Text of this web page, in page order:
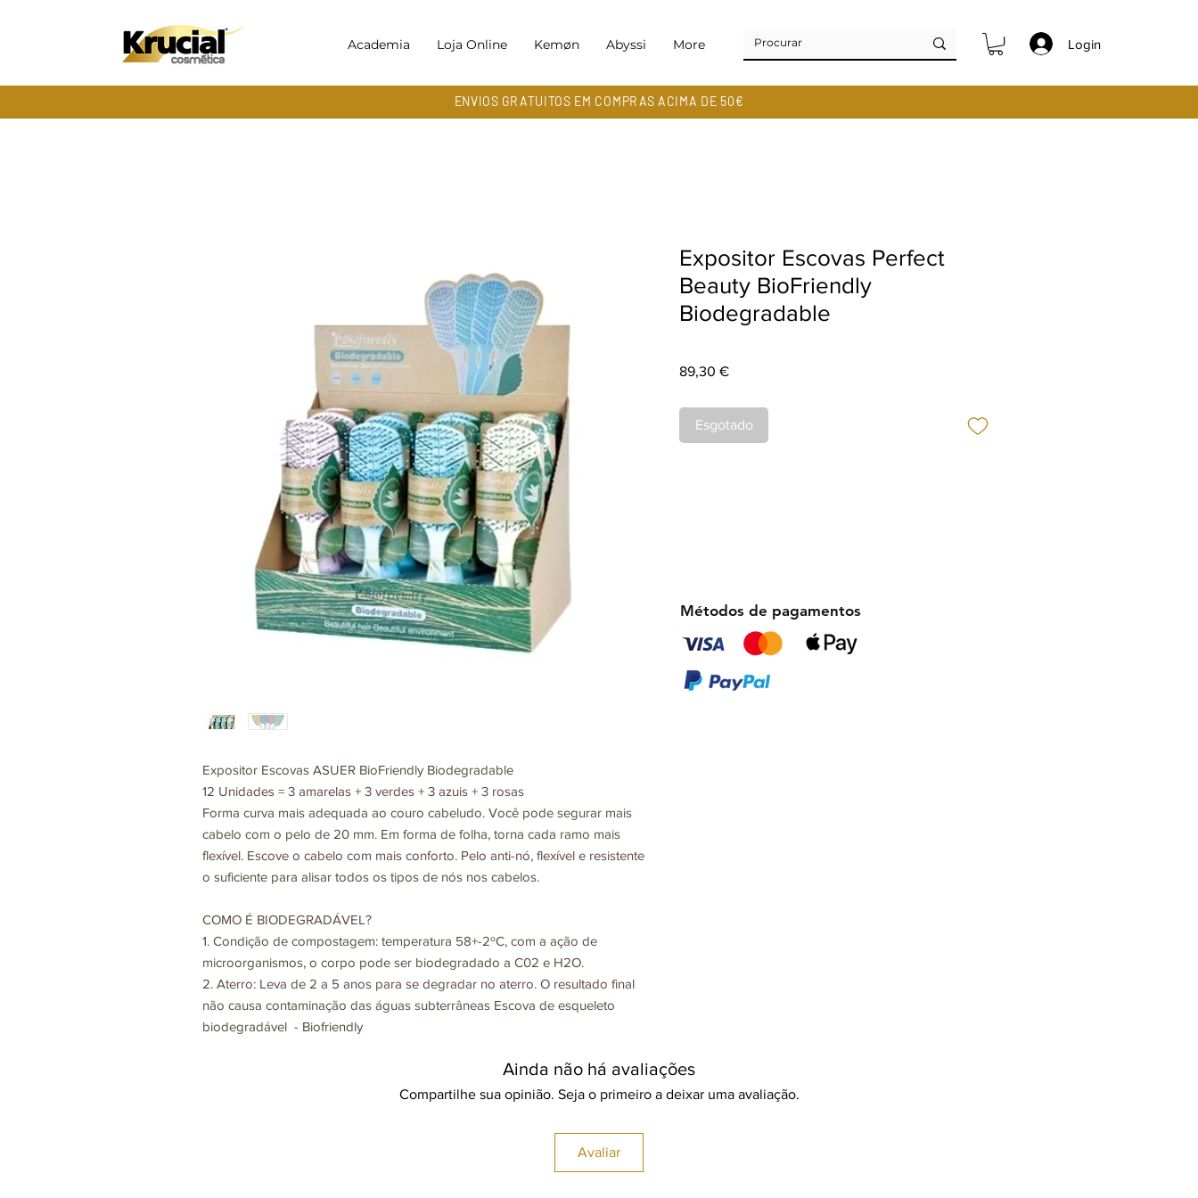
Academia Loja Online Kemøn Abyssi More Login
ENVIOS GRATUITOS EM COMPRAS ACIMA DE 50€
Expositor Escovas ASUER BioFriendly Biodegradable
12 Unidades = 3 amarelas + 3 verdes + 3 azuis + 3 rosas
Forma curva mais adequada ao couro cabeludo. Você pode segurar mais
cabelo com o pelo de 20 mm. Em forma de folha, torna cada ramo mais
flexível. Escove o cabelo com mais conforto. Pelo anti-nó, flexível e resistente
o suficiente para alisar todos os tipos de nós nos cabelos.
COMO É BIODEGRADÁVEL?
1. Condição de compostagem: temperatura 58+-2ºC, com a ação de
microorganismos, o corpo pode ser biodegradado a C02 e H2O.
2. Aterro: Leva de 2 a 5 anos para se degradar no aterro. O resultado final
não causa contaminação das águas subterrâneas Escova de esqueleto
biodegradável - Biofriendly
Expositor Escovas Perfect
Beauty BioFriendly
Biodegradable
89,30 €Preço
Esgotado
Ainda não há avaliações
Compartilhe sua opinião. Seja o primeiro a deixar uma avaliação.
Avaliar
Métodos de pagamentos